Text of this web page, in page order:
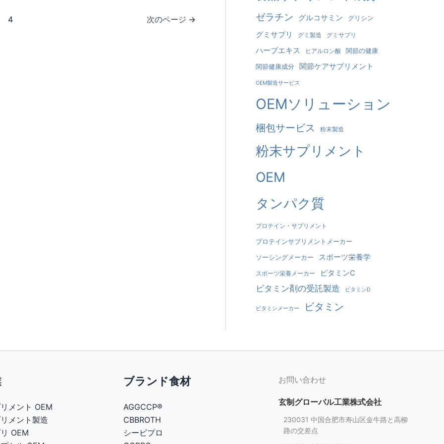
4 次のページ → ゼラチン グルコサミン グリシン
グミサプリ グミ製造 グミサプリ
ハーブエキス ヒアルロン酸
関節の健康
関節健康成分
関節ケアサプリメント
OEM製造サービス
OEMソリューション
梱包サービス 粉末製造
粉末サプリメント
OEM
タンパク質
プロテイン・サプリメント
プロテインサプリメントメーカー
ソーシングメーカー
スポーツ栄養学
スポーツ栄養メーカー ビタミンC
ビタミン剤の受託製造 ビタミンD
ビタミンメーカー ビタミン
メント OEM
メント製造
OEM
ブランド食材
AGGCCP®
CBBROTH
シービプロ
お問い合わせ
玄制グローバル工業株式会社
230031 中国合肥市寿山区金牛路と高柳
路の交差点